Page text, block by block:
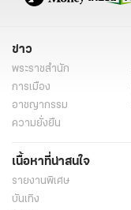
ข่าว
พระราชสำนัก
การเมือง
อาชญากรรม
ความยั่งยืน
เนื้อหาที่น่าสนใจ
รายงานพิเศษ
บันเทิง